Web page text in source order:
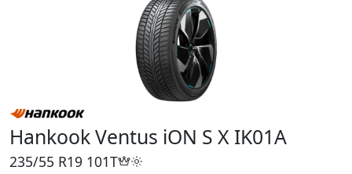
Hankook Ventus iON S X IK01A
235/55 R19 101T